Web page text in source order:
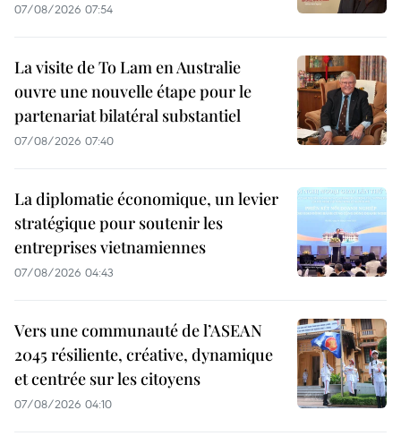
07/08/2026 07:54
La visite de To Lam en Australie
ouvre une nouvelle étape pour le
partenariat bilatéral substantiel
07/08/2026 07:40
La diplomatie économique, un levier
stratégique pour soutenir les
entreprises vietnamiennes
07/08/2026 04:43
Vers une communauté de l’ASEAN
2045 résiliente, créative, dynamique
et centrée sur les citoyens
07/08/2026 04:10